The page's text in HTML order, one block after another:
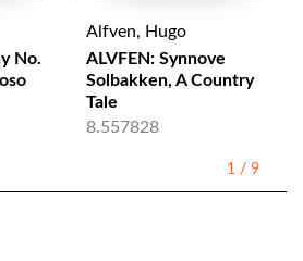
No.
Alfven, Hugo
ALVFEN: Synnove
Solbakken, A Country
Tale
8.557828
1 / 9